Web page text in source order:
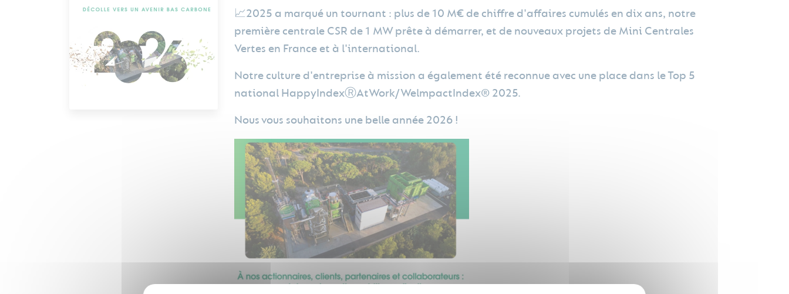
📈2025 a marqué un tournant : plus de 10 M€ de chiffre d'affaires cumulés en dix ans, notre
première centrale CSR de 1 MW prête à démarrer, et de nouveaux projets de Mini Centrales
Vertes en France et à l'international.
Notre culture d'entreprise à mission a également été reconnue avec une place dans le Top 5
national HappyIndexⓇAtWork/WelmpactIndex® 2025.
Nous vous souhaitons une belle année 2026 !